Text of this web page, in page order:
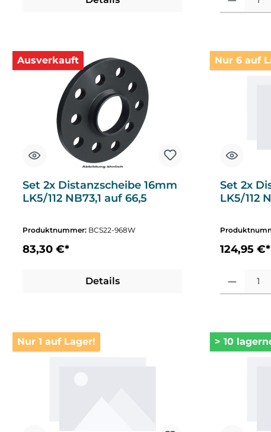
Ausverkauft
Set 2x Distanzscheibe 16mm
LK5/112 NB73,1 auf 66,5
Produktnummer: BCS22-968W
83,30 €*
Details
Nur 6 auf
Set 2x
LK5/112
124,95 €*
Produkt
Nur 1 auf Lager! > 10